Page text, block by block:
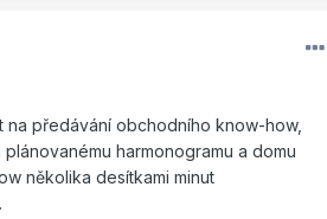
na předávání obchodního know-how,
harmonogramu a domu
několika desítkami minut